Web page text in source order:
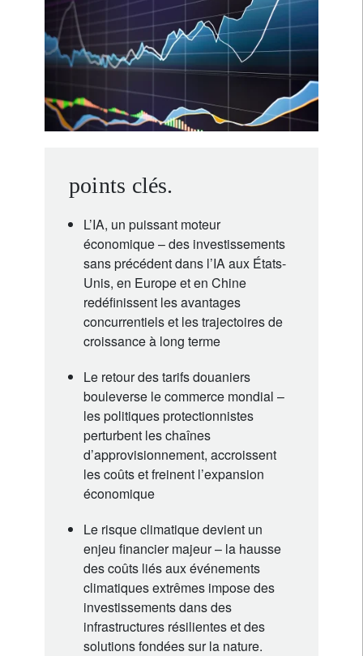
points clés.
L’IA, un puissant moteur
économique – des investissements
sans précédent dans l’IA aux États-
Unis, en Europe et en Chine
redéfinissent les avantages
concurrentiels et les trajectoires de
croissance à long terme
Le retour des tarifs douaniers
bouleverse le commerce mondial –
les politiques protectionnistes
perturbent les chaînes
d’approvisionnement, accroissent
les coûts et freinent l’expansion
économique
Le risque climatique devient un
enjeu financier majeur – la hausse
des coûts liés aux événements
climatiques extrêmes impose des
investissements dans des
infrastructures résilientes et des
solutions fondées sur la nature.